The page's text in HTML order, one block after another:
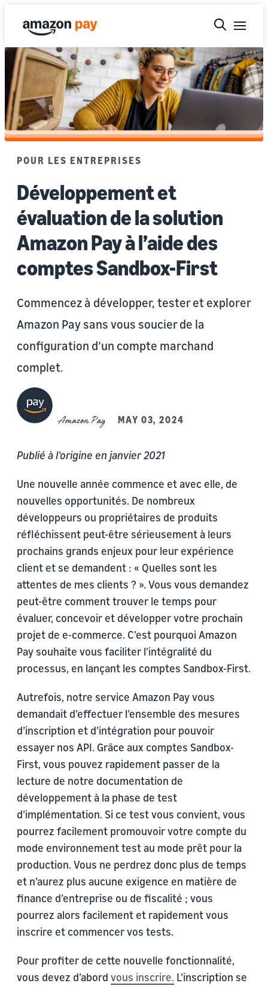
POUR LES ENTREPRISES
Développement et
évaluation de la solution
Amazon Pay à l’aide des
comptes Sandbox-First
Commencez à développer, tester et explorer
Amazon Pay sans vous soucier de la
configuration d’un compte marchand
complet.
Amazon Pay MAY 03, 2024
Publié à l’origine en janvier 2021
Une nouvelle année commence et avec elle, de
nouvelles opportunités. De nombreux
développeurs ou propriétaires de produits
réfléchissent peut-être sérieusement à leurs
prochains grands enjeux pour leur expérience
client et se demandent : « Quelles sont les
attentes de mes clients ? ». Vous vous demandez
peut-être comment trouver le temps pour
évaluer, concevoir et développer votre prochain
projet de e-commerce. C’est pourquoi Amazon
Pay souhaite vous faciliter l’intégralité du
processus, en lançant les comptes Sandbox-First.
Autrefois, notre service Amazon Pay vous
demandait d’effectuer l’ensemble des mesures
d’inscription et d’intégration pour pouvoir
essayer nos API. Grâce aux comptes Sandbox-
First, vous pouvez rapidement passer de la
lecture de notre documentation de
développement à la phase de test
d’implémentation. Si ce test vous convient, vous
pourrez facilement promouvoir votre compte du
mode environnement test au mode prêt pour la
production. Vous ne perdrez donc plus de temps
et n’aurez plus aucune exigence en matière de
finance d’entreprise ou de fiscalité ; vous
pourrez alors facilement et rapidement vous
inscrire et commencer vos tests.
Pour profiter de cette nouvelle fonctionnalité,
vous devez d’abord vous inscrire. L’inscription se